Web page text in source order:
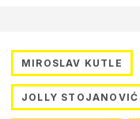
MIROSLAV KUTLE
JOLLY STOJANOVIĆ